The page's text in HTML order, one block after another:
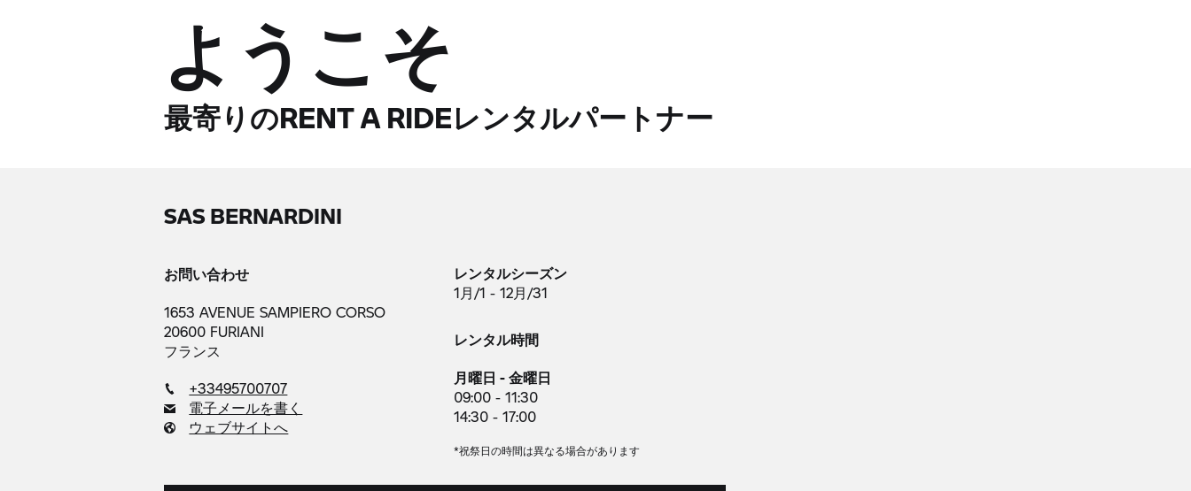
ようこそ
最寄りのRENT A RIDEレンタルパートナー
SAS BERNARDINI
お問い合わせ
1653 AVENUE SAMPIERO CORSO
20600 FURIANI
フランス
+33495700707
電子メールを書く
ウェブサイトへ
レンタルシーズン
1月/1 - 12月/31
レンタル時間
月曜日 - 金曜日
09:00 - 11:30
14:30 - 17:00
*祝祭日の時間は異なる場合があります